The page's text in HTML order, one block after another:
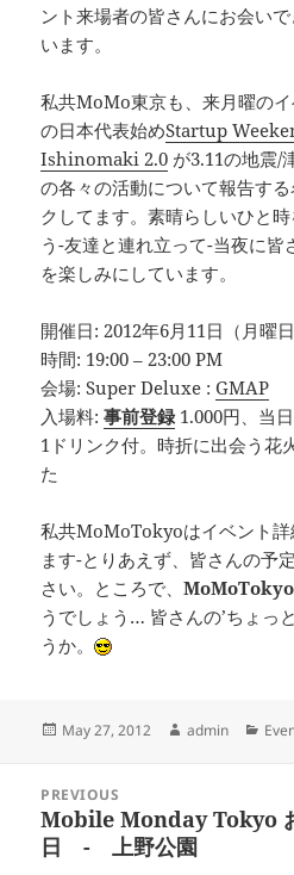
ント来場者の皆さんにお会い
います。
私共MoMo東京も、来月曜の
の日本代表始めStartup
Ishinomaki 2.0 が3.11の地震/
の各々の活動について報告す
クしてます。素晴らしいひと
う-友達と連れ立って-当夜に皆
を楽しみにしています。
開催日: 2012年6月11日（月曜日
時間: 19:00 – 23:00 PM
会場: Super Deluxe :GMAP
入場料:事前登録1.000円、当
1ドリンク付。時折に出会う花
た
私共MoMoTokyoはイベント詳
ます-とりあえず、皆さんの予
さい。ところで、
うでしょう… 皆さんの’ちょっ
うか。
Posted
May 27, 2012 Author
admin
navigation
PREVIOUS
Previous
post:
Mobile Monday Tokyo
日 - 上野公園